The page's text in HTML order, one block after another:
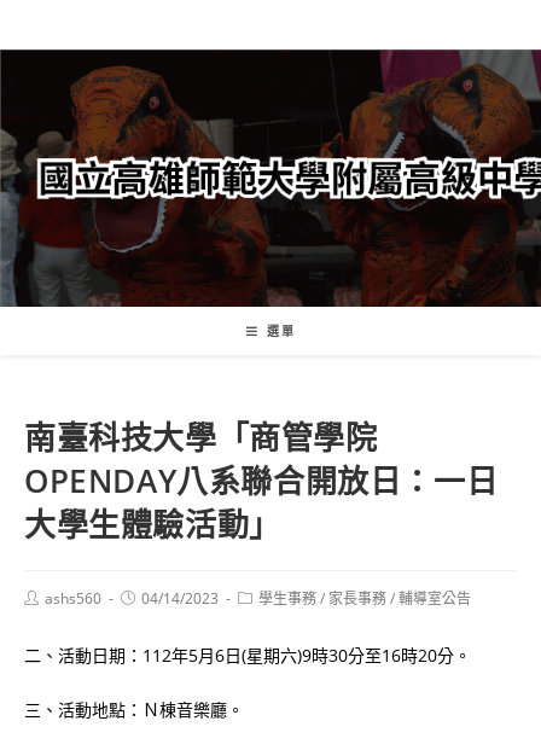
轉
要
內
容
選單
南臺科技大學「商管學院
OPENDAY八系聯合開放日：一日
大學生體驗活動」
Postashs560
Post04/14/2023
Post學生事務/ 家長事務/輔導室公告
二、活動日期：112年5月6日(星期六)9時30分至16時20分。
三、活動地點：Ｎ棟音樂廳。